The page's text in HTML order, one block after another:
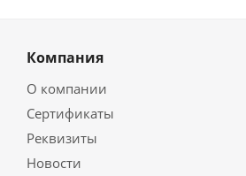
Компания
О компании
Сертификаты
Реквизиты
Новости